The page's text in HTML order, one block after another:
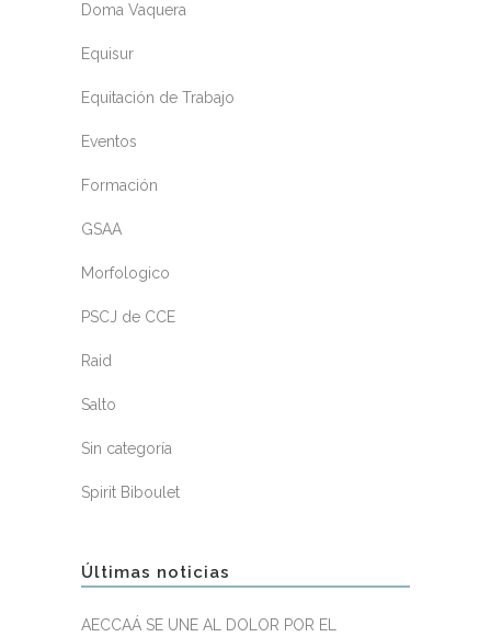
Doma Vaquera
Equisur
Equitación de Trabajo
Eventos
Formación
GSAA
Morfologico
PSCJ de CCE
Raid
Salto
Sin categoría
Spirit Biboulet
Últimas noticias
AECCAÁ SE UNE AL DOLOR POR EL